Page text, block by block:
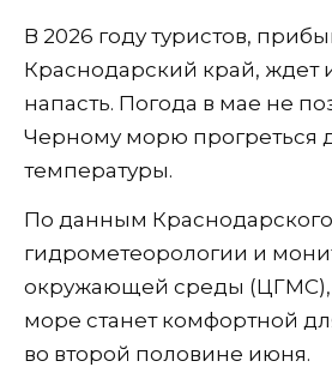
В 2026 году туристов,
Краснодарский край, ждет
напасть. Погода в мае не
Черному морю прогреться
температуры.
По данным
гидрометеорологии и
окружающей среды (ЦГМС),
море станет комфортной
во второй половине июня.